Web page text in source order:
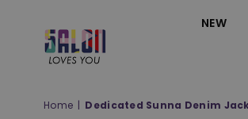
YOU
NEW
Home | Dedicated Sunna Denim